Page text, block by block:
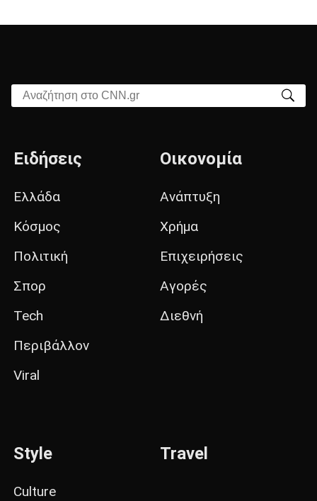
Αναζήτηση στο CNN.gr
Ειδήσεις
Ελλάδα
Κόσμος
Πολιτική
Σπορ
Tech
Περιβάλλον
Viral
Οικονομία
Ανάπτυξη
Χρήμα
Επιχειρήσεις
Αγορές
Διεθνή
Style
Culture
Travel